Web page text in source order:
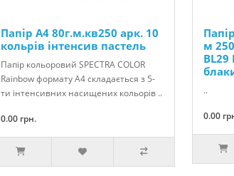
Папір А4 80г.м.кв250 арк. 10
кольрів інтенсив пастель
Папір кольоровий SPECTRA COLOR
Rainbow формату А4 складається з 5-
ти інтенсивних насищених кольорів ..
0.00 грн.
м
BL29
..
0.00